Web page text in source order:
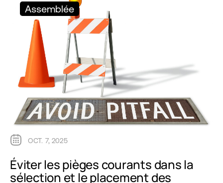
Assemblée
OCT. 7, 2025
Éviter les pièges courants dans la
sélection et le placement des